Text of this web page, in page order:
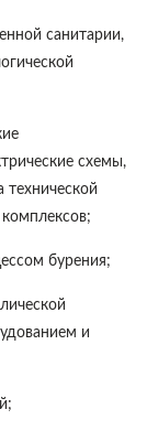
санитарии,
схемы,
технической
бурения;
и